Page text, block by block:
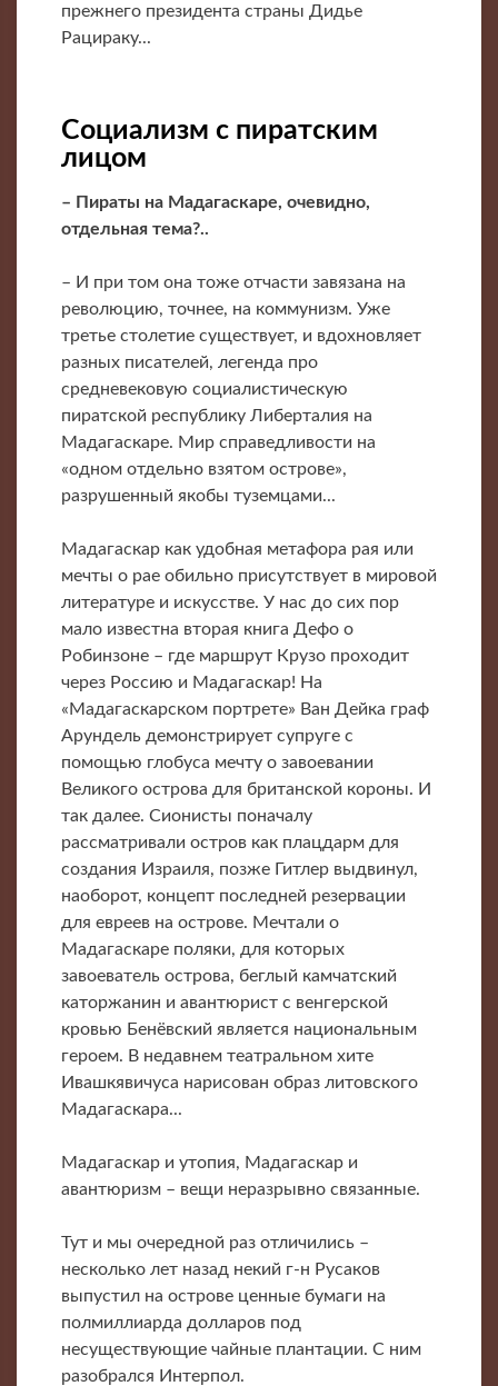
прежнего президента страны Дидье
Рацираку...
Социализм с пиратским
лицом
– Пираты на Мадагаскаре, очевидно,
отдельная тема?..
– И при том она тоже отчасти завязана на
революцию, точнее, на коммунизм. Уже
третье столетие существует, и вдохновляет
разных писателей, легенда про
средневековую социалистическую
пиратской республику Либерталия на
Мадагаскаре. Мир справедливости на
«одном отдельно взятом острове»,
разрушенный якобы туземцами...
Мадагаскар как удобная метафора рая или
мечты о рае обильно присутствует в мировой
литературе и искусстве. У нас до сих пор
мало известна вторая книга Дефо о
Робинзоне – где маршрут Крузо проходит
через Россию и Мадагаскар! На
«Мадагаскарском портрете» Ван Дейка граф
Арундель демонстрирует супруге с
помощью глобуса мечту о завоевании
Великого острова для британской короны. И
так далее. Сионисты поначалу
рассматривали остров как плацдарм для
создания Израиля, позже Гитлер выдвинул,
наоборот, концепт последней резервации
для евреев на острове. Мечтали о
Мадагаскаре поляки, для которых
завоеватель острова, беглый камчатский
каторжанин и авантюрист с венгерской
кровью Бенёвский является национальным
героем. В недавнем театральном хите
Ивашкявичуса нарисован образ литовского
Мадагаскара...
Мадагаскар и утопия, Мадагаскар и
авантюризм – вещи неразрывно связанные.
Тут и мы очередной раз отличились –
несколько лет назад некий г-н Русаков
выпустил на острове ценные бумаги на
полмиллиарда долларов под
несуществующие чайные плантации. С ним
разобрался Интерпол.